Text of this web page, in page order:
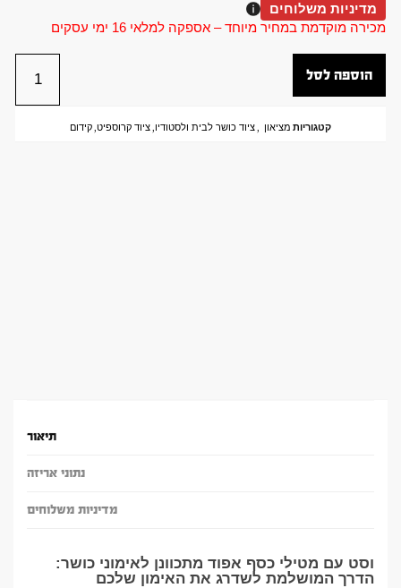
מדיניות משלוחים
מכירה מוקדמת במחיר מיוחד – אספקה למלאי 16 ימי עסקים
הוספה לסל
קטגוריות מציאון ,ציוד כושר לבית ולסטודיו,ציוד קרוספיט,קידום
תיאור
נתוני אריזה
מדיניות משלוחים
וסט עם מטילי כסף אפוד מתכוונן לאימוני כושר:
הדרך המושלמת לשדרג את האימון שלכם